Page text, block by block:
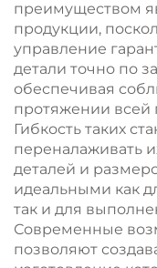
преимуществом
продукции,
управление
детали точно по
обеспечивая
протяжении всей
Гибкость таких
переналаживать
деталей и
идеальными как
так и для
Современные
позволяют